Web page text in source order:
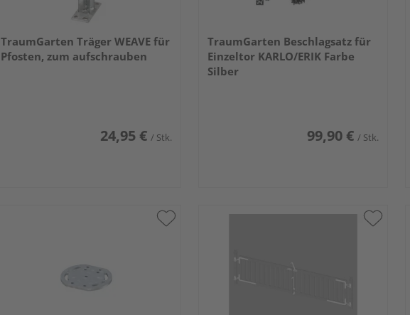
TraumGarten Träger WEAVE für
Pfosten, zum aufschrauben
24,95 € / Stk.
TraumGarten Beschlagsatz für
Einzeltor KARLO/ERIK Farbe
Silber
99,90 € / Stk.